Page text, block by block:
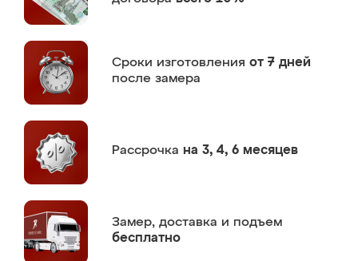
Сроки изготовления от 7 дней
после замера
Рассрочка на 3, 4, 6 месяцев
Замер, доставка и подъем
бесплатно